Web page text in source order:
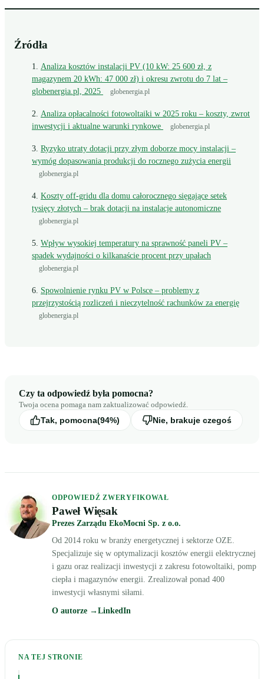
Źródła
Analiza kosztów instalacji PV (10 kW: 25 600 zł, z
magazynem 20 kWh: 47 000 zł) i okresu zwrotu do 7 lat –
globenergia.pl, 2025
globenergia.pl
Analiza opłacalności fotowoltaiki w 2025 roku – koszty, zwrot
inwestycji i aktualne warunki rynkowe
globenergia.pl
Ryzyko utraty dotacji przy złym doborze mocy instalacji –
wymóg dopasowania produkcji do rocznego zużycia energii
globenergia.pl
Koszty off-gridu dla domu całorocznego sięgające setek
tysięcy złotych – brak dotacji na instalacje autonomiczne
globenergia.pl
Wpływ wysokiej temperatury na sprawność paneli PV –
spadek wydajności o kilkanaście procent przy upałach
globenergia.pl
Spowolnienie rynku PV w Polsce – problemy z
przejrzystością rozliczeń i nieczytelność rachunków za energię
globenergia.pl
Czy ta odpowiedź była pomocna?
Twoja ocena pomaga nam zaktualizować odpowiedź.
Tak, pomocna(94%) Nie, brakuje czegoś
ODPOWIEDŹ ZWERYFIKOWAŁ
Paweł Więsak
Prezes Zarządu EkoMocni Sp. z o.o.
Od 2014 roku w branży energetycznej i sektorze OZE.
Specjalizuje się w optymalizacji kosztów energii elektrycznej
i gazu oraz realizacji inwestycji z zakresu fotowoltaiki, pomp
ciepła i magazynów energii. Zrealizował ponad 400
inwestycji własnymi siłami.
O autorze → LinkedIn
NA TEJ STRONIE